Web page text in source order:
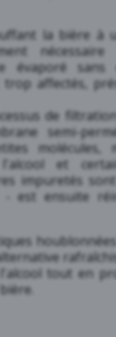
la bière à
évaporé
affectés,
de
semi-
molécules,
et
impuretés
- est ensuite
tout en